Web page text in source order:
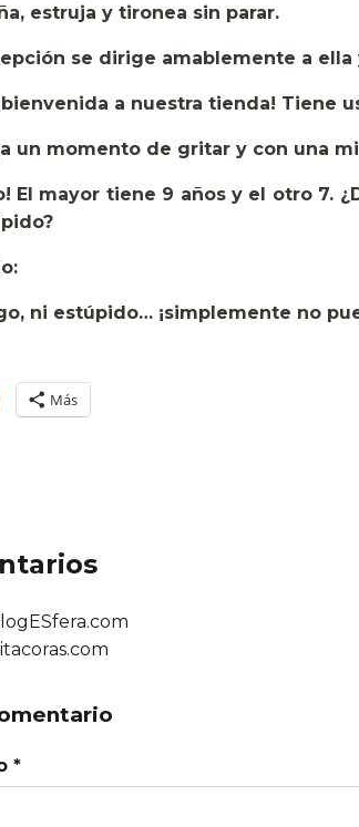
estruja y tironea sin parar.
se dirige amablemente a ella
bienvenida a nuestra tienda! Tiene
un momento de gritar y con una
El mayor tiene 9 años y el otro 7.
ni estúpido… ¡simplemente no
Más
*